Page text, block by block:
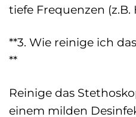
tiefe Frequenzen (z.B.
**3. Wie reinige ich
**
Reinige das
einem milden